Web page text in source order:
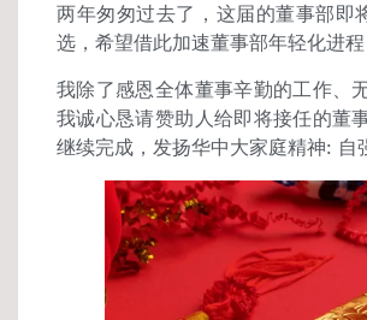
两年匆匆过去了，这届的董事部
选，希望借此加速董事部年轻化进
我除了感恩全体董事辛勤的工作、
我诚心恳请赞助人给即将接任的董
继续完成，发扬华中大家庭精神: 自